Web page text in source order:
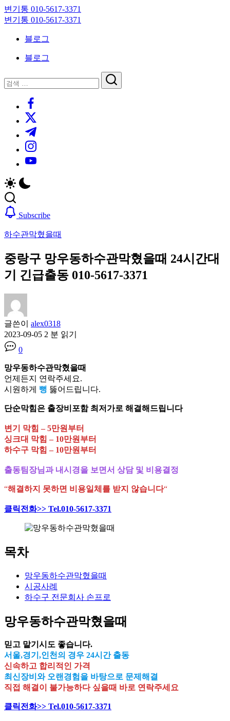
Skip
to
content
변기통 010-5617-3371
변
대
기
변기통 010-5617-3371
크
대
기
블로그
블로그
닫
기
검
검
https://www.facebook.com/
https://twitter.com/
https://t.me/
https://www.instagram.com/
https://youtube.com/
Subscribe
하수관막혔을때
중랑구 망우동하수관막혔을때 24시간대
기 긴급출동 010-5617-3371
글쓴이 alex0318
2023-09-05 2 분 읽기
0
망우동하수관막혔을때
언제든지 연락주세요.
시원하게 뻥 뚫어드립니다.
단순막힘은 출장비포함 최저가로 해결해드립니다
변기 막힘 – 5만원부터
싱크대 막힘 – 10만원부터
하수구 막힘 – 10만원부터
출동팀장님과 내시경을 보면서 상담 및 비용결정
“해결하지 못하면 비용일체를 받지 않습니다“
클릭전화>> Tel.010-5617-3371
목차
망우동하수관막혔을때
시공사례
하수구 전문회사 손프로
망우동하수관막혔을때
믿고 맡기시도 좋습니다.
서울,경기,인천의 경우 24시간 출동
신속하고 합리적인 가격
최신장비와 오랜경험을 바탕으로 문제해결
직접 해결이 불가능하다 싶을때 바로 연락주세요
클릭전화>> Tel.010-5617-3371